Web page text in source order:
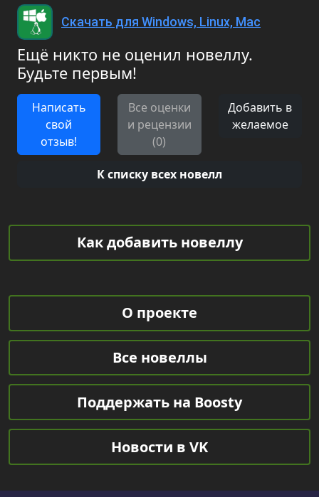
Скачать для Windows, Linux, Mac
Ещё никто не оценил новеллу.
Будьте первым!
Написать
свой
отзыв!
Все оценки
и рецензии
(0)
Добавить в
желаемое
К списку всех новелл
Как добавить новеллу
О проекте
Все новеллы
Поддержать на Boosty
Новости в VK